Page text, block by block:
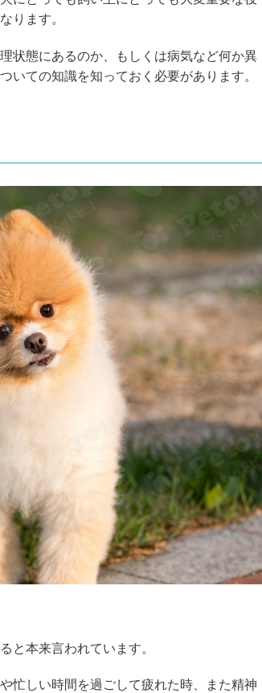
ります。
状態にあるのか、もしくは病気など何か異
いての知識を知っておく必要があります。
と本来言われています。
忙しい時間を過ごして疲れた時、また精神